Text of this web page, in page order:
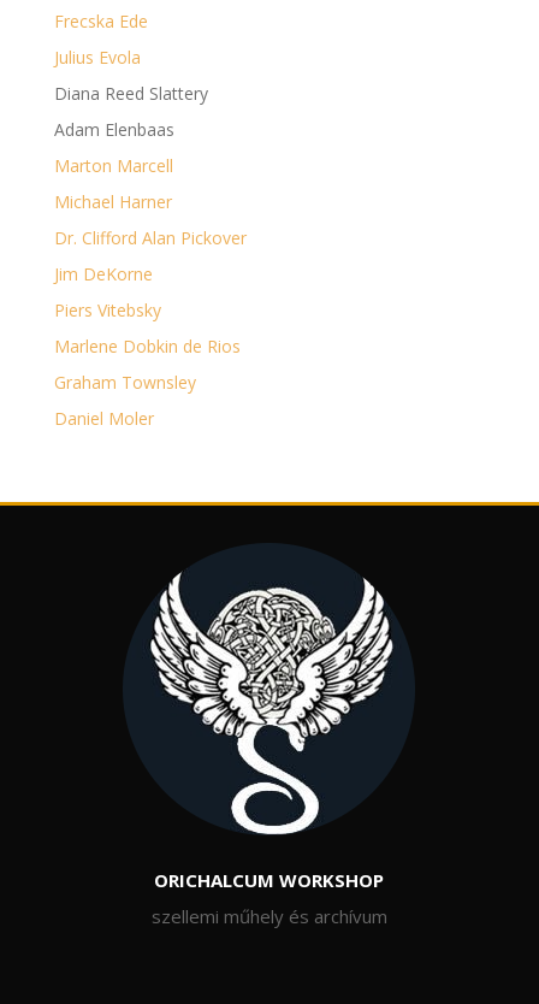
Frecska Ede
Julius Evola
Diana Reed Slattery
Adam Elenbaas
Marton Marcell
Michael Harner
Dr. Clifford Alan Pickover
Jim DeKorne
Piers Vitebsky
Marlene Dobkin de Rios
Graham Townsley
Daniel Moler
ORICHALCUM WORKSHOP
szellemi műhely és archívum